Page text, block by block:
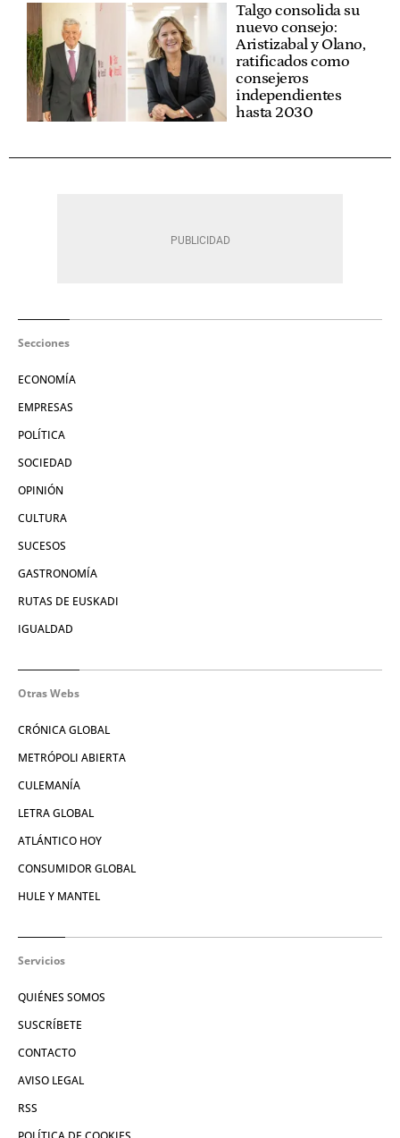
Talgo consolida su
nuevo consejo:
Aristizabal y Olano,
ratificados como
consejeros
independientes
hasta 2030
Secciones
ECONOMÍA
EMPRESAS
POLÍTICA
SOCIEDAD
OPINIÓN
CULTURA
SUCESOS
GASTRONOMÍA
RUTAS DE EUSKADI
IGUALDAD
Otras Webs
CRÓNICA GLOBAL
METRÓPOLI ABIERTA
CULEMANÍA
LETRA GLOBAL
ATLÁNTICO HOY
CONSUMIDOR GLOBAL
HULE Y MANTEL
Servicios
QUIÉNES SOMOS
SUSCRÍBETE
CONTACTO
AVISO LEGAL
RSS